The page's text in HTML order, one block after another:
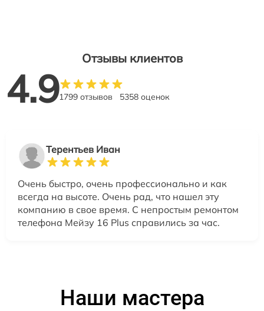
Отзывы клиентов
4.91799 отзывов 5358 оценок
Терентьев Иван
Очень быстро, очень профессионально и как
всегда на высоте. Очень рад, что нашел эту
компанию в свое время. С непростым ремонтом
телефона Мейзу 16 Plus справились за час.
Наши мастера